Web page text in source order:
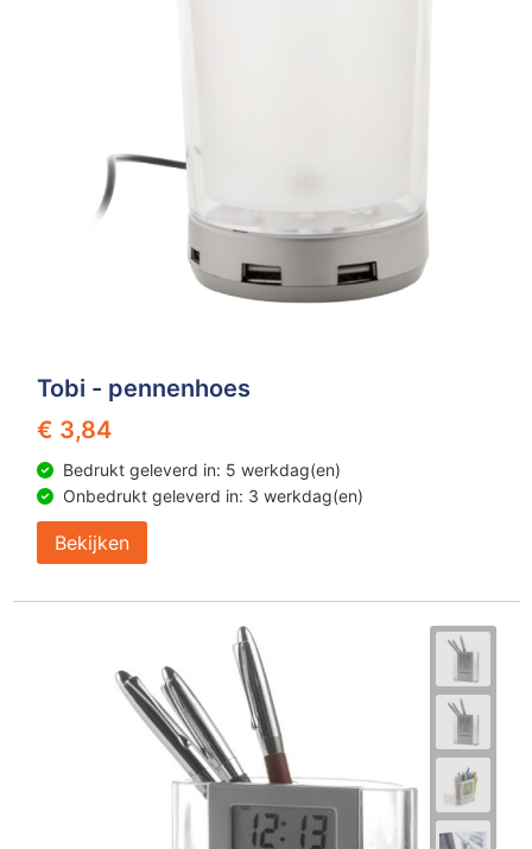
Tobi - pennenhoes
€ 3,84
Bedrukt geleverd in: 5 werkdag(en)
Onbedrukt geleverd in: 3 werkdag(en)
Bekijken